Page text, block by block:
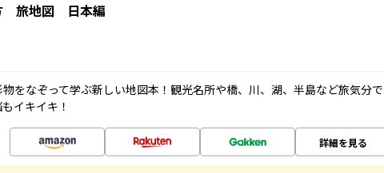
旅地図 日本編
をなぞって学ぶ新しい地図本！観光名所や橋、川、湖、半島など旅気分で
イキイキ！
詳細を見る